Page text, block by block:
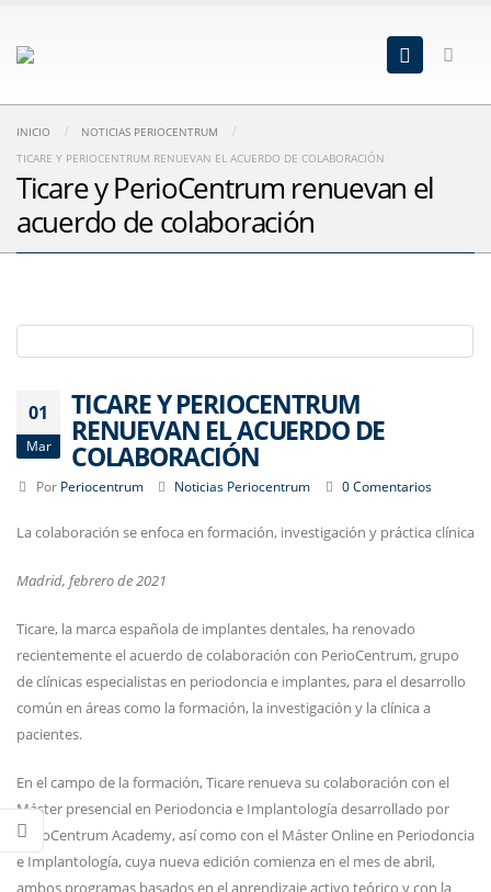
INICIO
NOTICIAS PERIOCENTRUM
TICARE Y PERIOCENTRUM RENUEVAN EL ACUERDO DE COLABORACIÓN
Ticare y PerioCentrum renuevan el
acuerdo de colaboración
01
Mar
TICARE Y PERIOCENTRUM
RENUEVAN EL ACUERDO DE
COLABORACIÓN
Por Periocentrum Noticias Periocentrum 0 Comentarios
La colaboración se enfoca en formación, investigación y práctica clínica
Madrid, febrero de 2021
Ticare, la marca española de implantes dentales, ha renovado
recientemente el acuerdo de colaboración con PerioCentrum, grupo
de clínicas especialistas en periodoncia e implantes, para el desarrollo
común en áreas como la formación, la investigación y la clínica a
pacientes.
En el campo de la formación, Ticare renueva su colaboración con el
Máster presencial en Periodoncia e Implantología desarrollado por
PerioCentrum Academy, así como con el Máster Online en Periodoncia
e Implantología, cuya nueva edición comienza en el mes de abril,
ambos programas basados en el aprendizaje activo teórico y con la